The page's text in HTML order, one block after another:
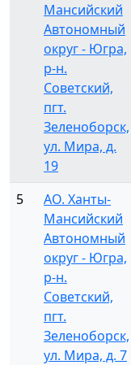
Мансийский
Автономный
округ - Югра,
р-н.
Советский,
пгт.
Зеленоборск,
ул. Мира, д.
19
5
АО. Ханты-
Мансийский
Автономный
округ - Югра,
р-н.
Советский,
пгт.
Зеленоборск,
ул. Мира, д. 7